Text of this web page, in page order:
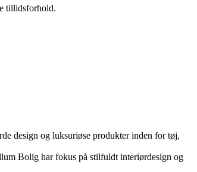
tillidsforhold.
design og luksuriøse produkter inden for tøj,
Bolig har fokus på stilfuldt interiørdesign og